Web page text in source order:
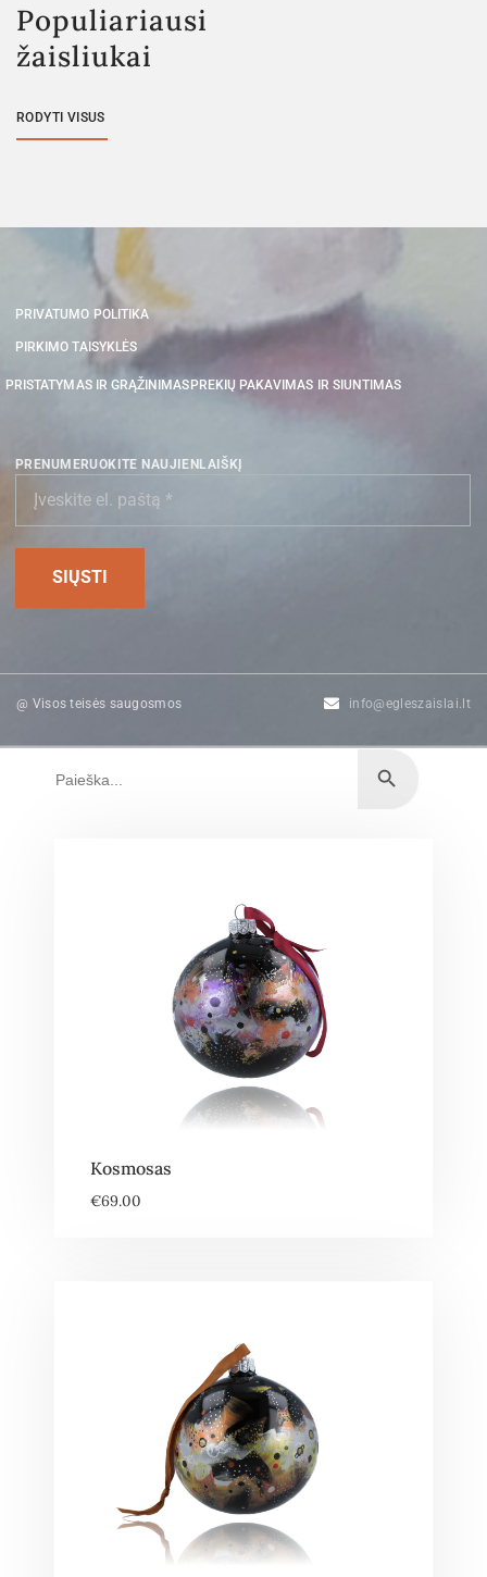
Populiariausi
žaisliukai
RODYTI VISUS
PRIVATUMO POLITIKA
PIRKIMO TAISYKLĖS
PRISTATYMAS IR GRĄŽINIMAS PREKIŲ PAKAVIMAS IR SIUNTIMAS
PRENUMERUOKITE NAUJIENLAIŠKĮ
@ Visos teisės saugosmos info@egleszaislai.lt
Kosmosas
€69.00